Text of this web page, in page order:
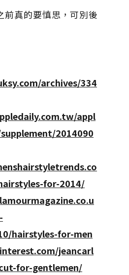
前真的要慎思，可別後
archives/334
appl
2014090
for-2014/
hairstyles-for-men
jeancarl
for-gentlemen/